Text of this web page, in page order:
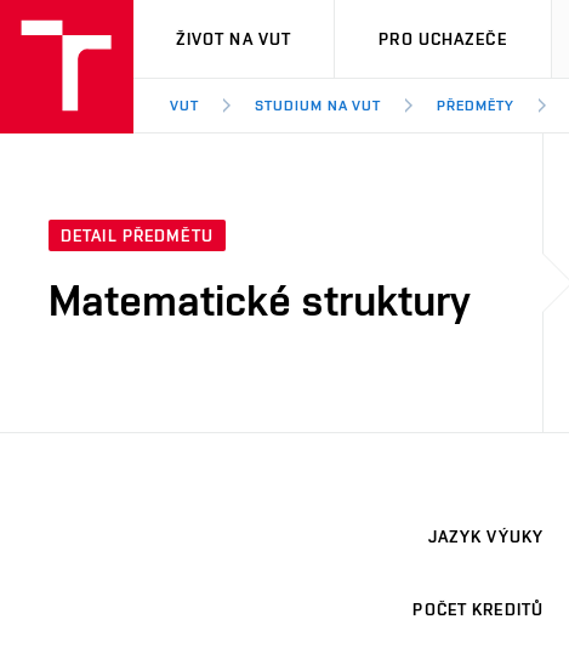
VUT
ŽIVOT NA VUT PRO UCHAZEČE
VUT STUDIUM NA VUT PŘEDMĚTY
DETAIL PŘEDMĚTU
Matematické struktury
JAZYK VÝUKY
POČET KREDITŮ